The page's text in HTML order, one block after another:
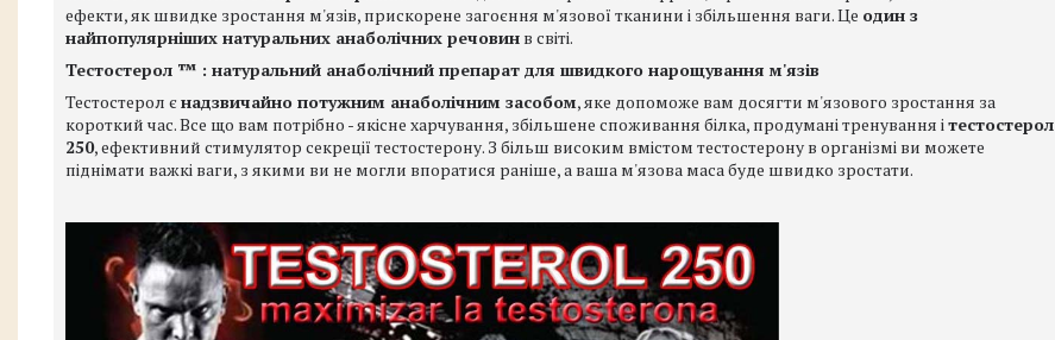
ефекти, як швидке зростання м'язів, прискорене загоєння м'язової тканини і збільшення ваги. Це один з
найпопулярніших натуральних анаболічних речовин в світі.
Тестостерол ™ : натуральний анаболічний препарат для швидкого нарощування м'язів
Тестостерол єнадзвичайно потужним анаболічним засобом, яке допоможе вам досягти м'язового зростання за
короткий час. Все що вам потрібно - якісне харчування, збільшене споживання білка, продумані тренування ітестостерол
250, ефективний стимулятор секреції тестостерону. З більш високим вмістом тестостерону в організмі ви можете
піднімати важкі ваги, з якими ви не могли впоратися раніше, а ваша м'язова маса буде швидко зростати.